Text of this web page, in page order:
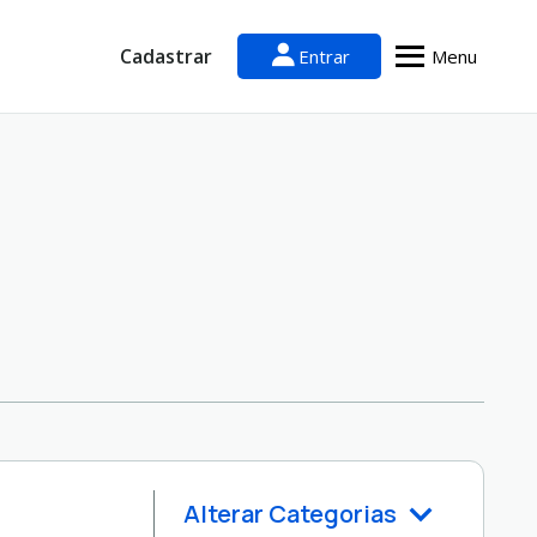
Cadastrar Entrar Menu
Alterar Categorias